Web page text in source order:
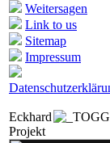
Weitersagen
Link to us
Sitemap
Impressum
Eckhard
Projekt